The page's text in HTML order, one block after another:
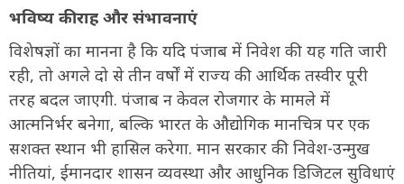
भविष्य की राह और संभावनाएं
विशेषज्ञों का मानना है कि यदि पंजाब में निवेश की यह गति जारी
रही, तो अगले दो से तीन वर्षों में राज्य की आर्थिक तस्वीर पूरी
तरह बदल जाएगी. पंजाब न केवल रोजगार के मामले में
आत्मनिर्भर बनेगा, बल्कि भारत के औद्योगिक मानचित्र पर एक
सशक्त स्थान भी हासिल करेगा. मान सरकार की निवेश-उन्मुख
नीतियां, ईमानदार शासन व्यवस्था और आधुनिक डिजिटल सुविधाएं